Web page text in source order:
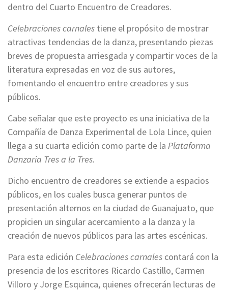
dentro del Cuarto Encuentro de Creadores.
Celebraciones carnales tiene el propósito de mostrar
atractivas tendencias de la danza, presentando piezas
breves de propuesta arriesgada y compartir voces de la
literatura expresadas en voz de sus autores,
fomentando el encuentro entre creadores y sus
públicos.
Cabe señalar que este proyecto es una iniciativa de la
Compañía de Danza Experimental de Lola Lince, quien
llega a su cuarta edición como parte de la Plataforma
Danzaria Tres a la Tres.
Dicho encuentro de creadores se extiende a espacios
públicos, en los cuales busca generar puntos de
presentación alternos en la ciudad de Guanajuato, que
propicien un singular acercamiento a la danza y la
creación de nuevos públicos para las artes escénicas.
Para esta edición Celebraciones carnales contará con la
presencia de los escritores Ricardo Castillo, Carmen
Villoro y Jorge Esquinca, quienes ofrecerán lecturas de